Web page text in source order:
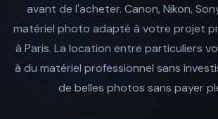
avant de l'acheter. Canon, Nikon,
matériel photo adapté à votre projet
à Paris. La location entre particuliers
à du matériel professionnel sans
de belles photos sans payer